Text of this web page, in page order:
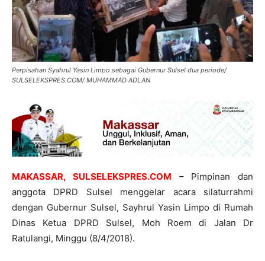
Perpisahan Syahrul Yasin Limpo sebagai Gubernur Sulsel dua periode/
SULSELEKSPRES.COM/ MUHAMMAD ADLAN
MAKASSAR, SULSELEKSPRES.COM – Pimpinan dan
anggota DPRD Sulsel menggelar acara silaturrahmi
dengan Gubernur Sulsel, Sayhrul Yasin Limpo di Rumah
Dinas Ketua DPRD Sulsel, Moh Roem di Jalan Dr
Ratulangi, Minggu (8/4/2018).